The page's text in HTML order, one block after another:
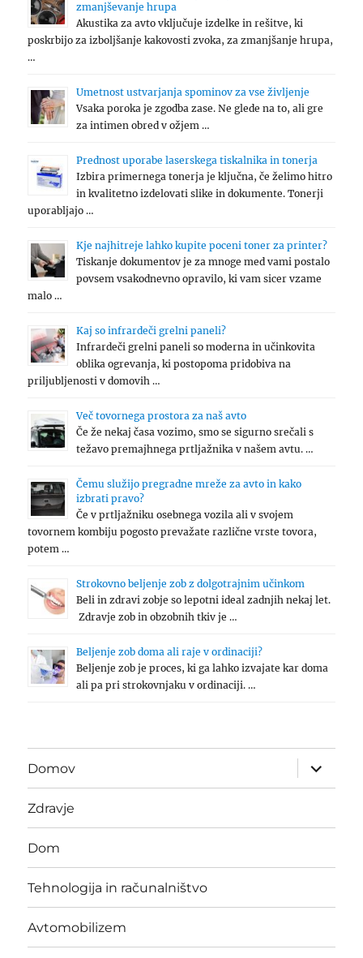
zmanjševanje hrupa
Akustika za avto vključuje izdelke in rešitve, ki
poskrbijo za izboljšanje kakovosti zvoka, za zmanjšanje hrupa,
…
Umetnost ustvarjanja spominov za vse življenje
Vsaka poroka je zgodba zase. Ne glede na to, ali gre
za intimen obred v ožjem …
Prednost uporabe laserskega tiskalnika in tonerja
Izbira primernega tonerja je ključna, če želimo hitro
in kvalitetno izdelovati slike in dokumente. Tonerji
uporabljajo …
Kje najhitreje lahko kupite poceni toner za printer?
Tiskanje dokumentov je za mnoge med vami postalo
povsem vsakodnevno opravilo, ki vam sicer vzame
malo …
Kaj so infrardeči grelni paneli?
Infrardeči grelni paneli so moderna in učinkovita
oblika ogrevanja, ki postopoma pridobiva na
priljubljenosti v domovih …
Več tovornega prostora za naš avto
Če že nekaj časa vozimo, smo se sigurno srečali s
težavo premajhnega prtljažnika v našem avtu. …
Čemu služijo pregradne mreže za avto in kako
izbrati pravo?
Če v prtljažniku osebnega vozila ali v svojem
tovornem kombiju pogosto prevažate različne vrste tovora,
potem …
Strokovno beljenje zob z dolgotrajnim učinkom
Beli in zdravi zobje so lepotni ideal zadnjih nekaj let.
Zdravje zob in obzobnih tkiv je …
Beljenje zob doma ali raje v ordinaciji?
Beljenje zob je proces, ki ga lahko izvajate kar doma
ali pa pri strokovnjaku v ordinaciji. …
Domov
expand
child
menu
Zdravje
Dom
Tehnologija in računalništvo
Avtomobilizem